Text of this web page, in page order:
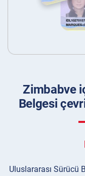
Zimbabve
Belgesi
Uluslararası Sürücü